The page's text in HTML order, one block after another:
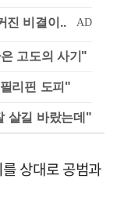
고도의 사기"
리핀 도피"
살길 바랐는데"
상대로 공범과